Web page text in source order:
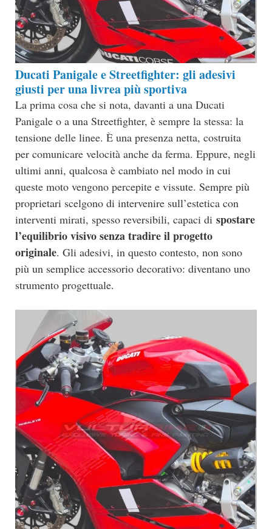
Ducati Panigale e Streetfighter: gli adesivi
giusti per una livrea più sportiva
La prima cosa che si nota, davanti a una Ducati
Panigale o a una Streetfighter, è sempre la stessa: la
tensione delle linee. È una presenza netta, costruita
per comunicare velocità anche da ferma. Eppure, negli
ultimi anni, qualcosa è cambiato nel modo in cui
queste moto vengono percepite e vissute. Sempre più
proprietari scelgono di intervenire sull’estetica con
interventi mirati, spesso reversibili, capaci di spostare
l’equilibrio visivo senza tradire il progetto
originale. Gli adesivi, in questo contesto, non sono
più un semplice accessorio decorativo: diventano uno
strumento progettuale.